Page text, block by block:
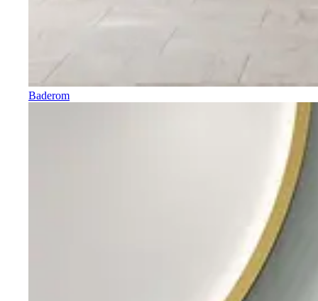
Baderom